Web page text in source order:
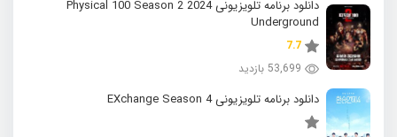
دانلود برنامه تلویزیونی 2024 Physical 100 Season 2
Underground
7.7
53,699 بازدید
دانلود برنامه تلویزیونی EXchange Season 4